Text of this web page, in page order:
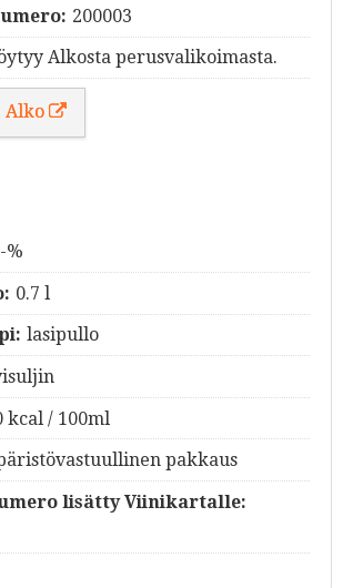
200003
Alkosta perusvalikoimasta.
Alko
%
0.7 l
lasipullo
kcal / 100ml
pakkaus
lisätty Viinikartalle: